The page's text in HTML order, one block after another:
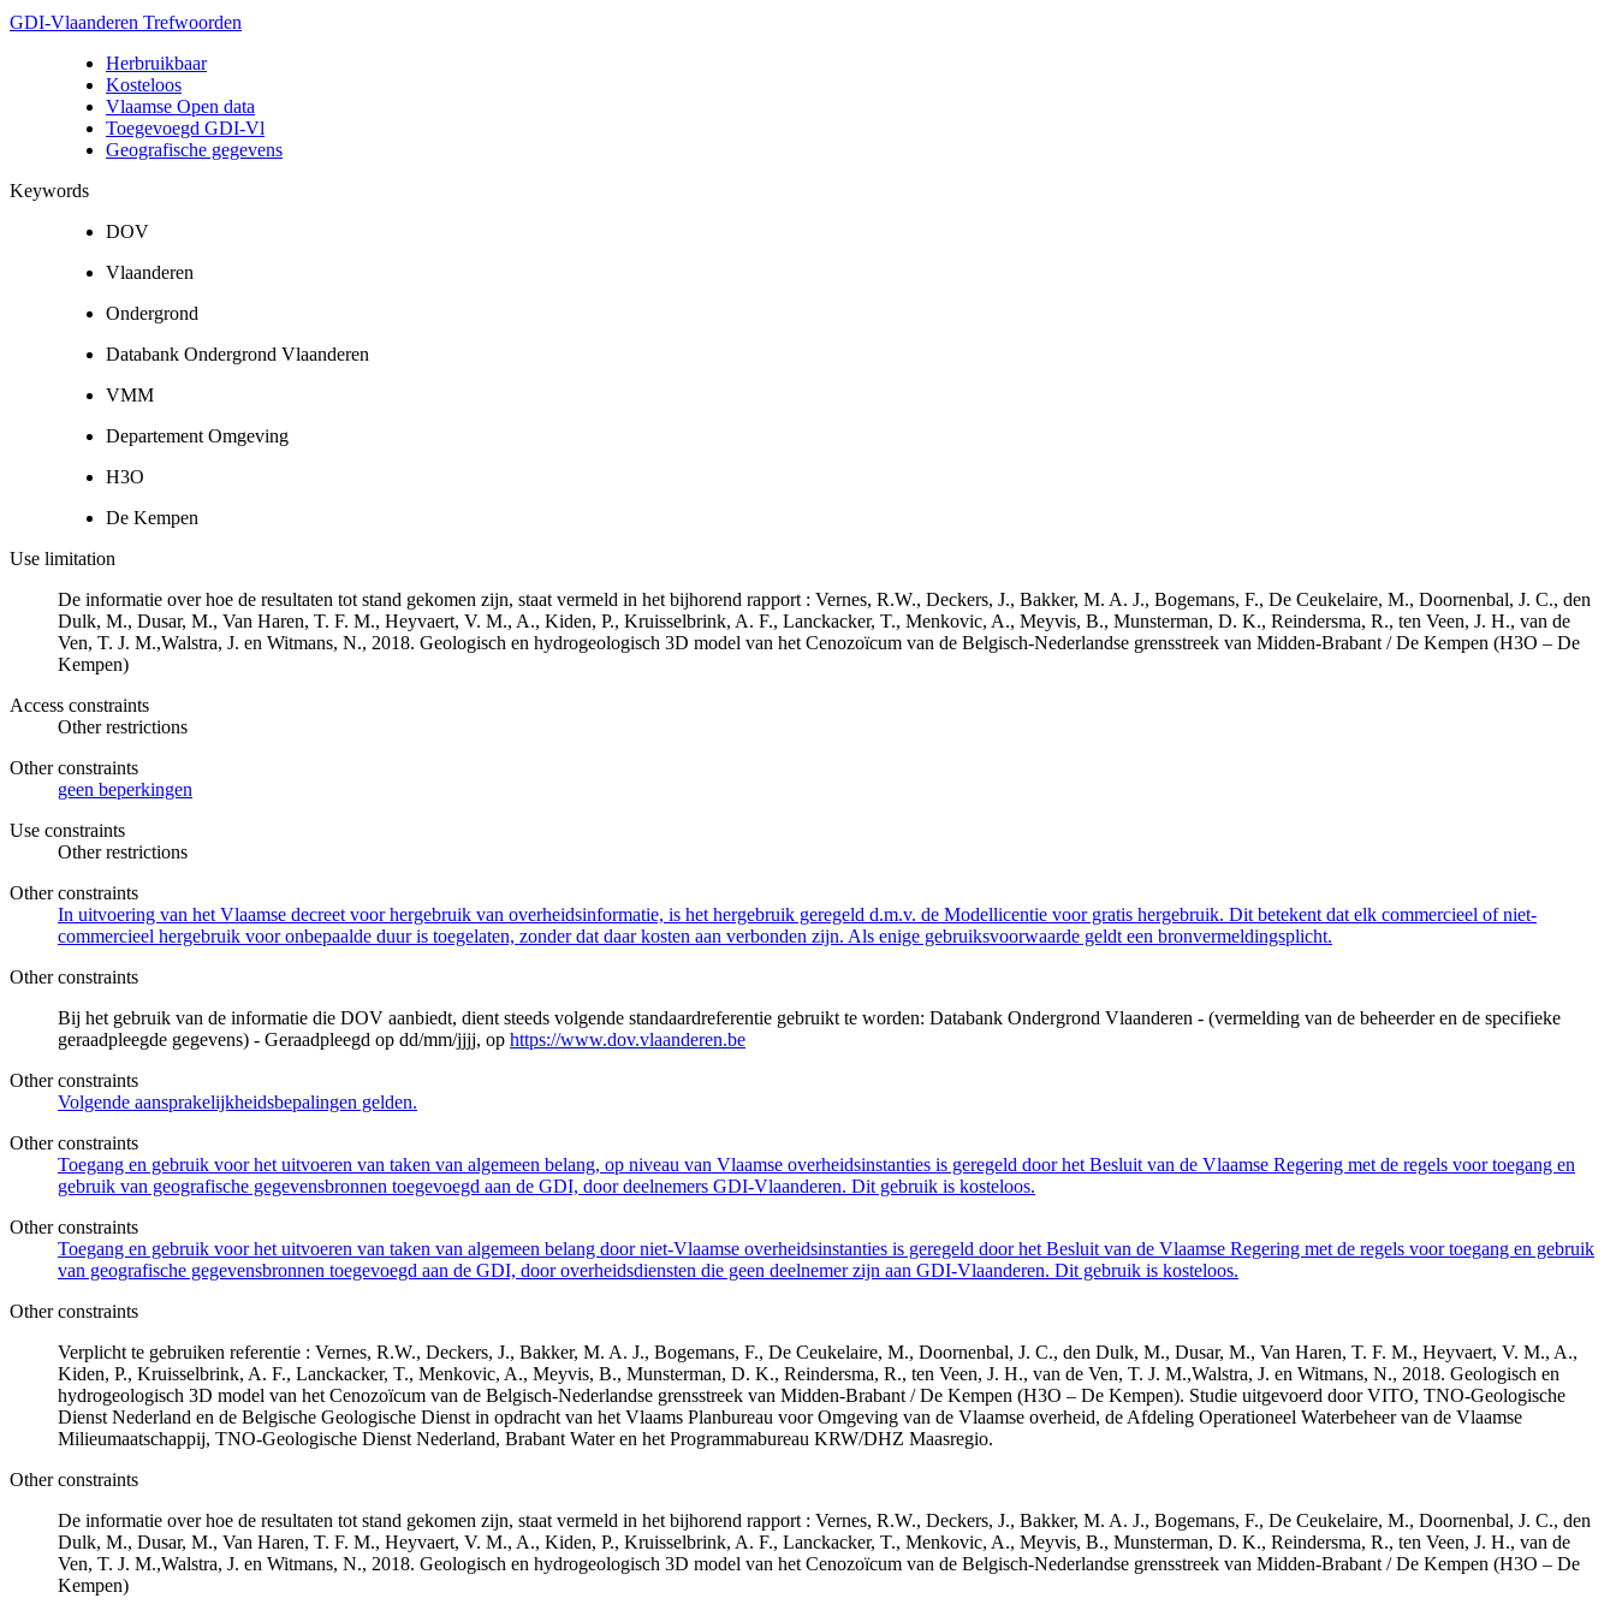
GDI-Vlaanderen Trefwoorden
Herbruikbaar
Kosteloos
Vlaamse Open data
Toegevoegd GDI-Vl
Geografische gegevens
Keywords
DOV
Vlaanderen
Ondergrond
Databank Ondergrond Vlaanderen
VMM
Departement Omgeving
H3O
De Kempen
Use limitation
De informatie over hoe de resultaten tot stand gekomen zijn, staat vermeld in het bijhorend rapport : Vernes, R.W., Deckers, J., Bakker, M. A. J., Bogemans, F., De Ceukelaire, M., Doornenbal, J. C., den
Dulk, M., Dusar, M., Van Haren, T. F. M., Heyvaert, V. M., A., Kiden, P., Kruisselbrink, A. F., Lanckacker, T., Menkovic, A., Meyvis, B., Munsterman, D. K., Reindersma, R., ten Veen, J. H., van de
Ven, T. J. M.,Walstra, J. en Witmans, N., 2018. Geologisch en hydrogeologisch 3D model van het Cenozoïcum van de Belgisch-Nederlandse grensstreek van Midden-Brabant / De Kempen (H3O – De
Kempen)
Access constraints
Other restrictions
Other constraints
geen beperkingen
Use constraints
Other restrictions
Other constraints
In uitvoering van het Vlaamse decreet voor hergebruik van overheidsinformatie, is het hergebruik geregeld d.m.v. de Modellicentie voor gratis hergebruik. Dit betekent dat elk commercieel of niet-
commercieel hergebruik voor onbepaalde duur is toegelaten, zonder dat daar kosten aan verbonden zijn. Als enige gebruiksvoorwaarde geldt een bronvermeldingsplicht.
Other constraints
Bij het gebruik van de informatie die DOV aanbiedt, dient steeds volgende standaardreferentie gebruikt te worden: Databank Ondergrond Vlaanderen - (vermelding van de beheerder en de specifieke
geraadpleegde gegevens) - Geraadpleegd op dd/mm/jjjj, op https://www.dov.vlaanderen.be
Other constraints
Volgende aansprakelijkheidsbepalingen gelden.
Other constraints
Toegang en gebruik voor het uitvoeren van taken van algemeen belang, op niveau van Vlaamse overheidsinstanties is geregeld door het Besluit van de Vlaamse Regering met de regels voor toegang en
gebruik van geografische gegevensbronnen toegevoegd aan de GDI, door deelnemers GDI-Vlaanderen. Dit gebruik is kosteloos.
Other constraints
Toegang en gebruik voor het uitvoeren van taken van algemeen belang door niet-Vlaamse overheidsinstanties is geregeld door het Besluit van de Vlaamse Regering met de regels voor toegang en gebruik
van geografische gegevensbronnen toegevoegd aan de GDI, door overheidsdiensten die geen deelnemer zijn aan GDI-Vlaanderen. Dit gebruik is kosteloos.
Other constraints
Verplicht te gebruiken referentie : Vernes, R.W., Deckers, J., Bakker, M. A. J., Bogemans, F., De Ceukelaire, M., Doornenbal, J. C., den Dulk, M., Dusar, M., Van Haren, T. F. M., Heyvaert, V. M., A.,
Kiden, P., Kruisselbrink, A. F., Lanckacker, T., Menkovic, A., Meyvis, B., Munsterman, D. K., Reindersma, R., ten Veen, J. H., van de Ven, T. J. M.,Walstra, J. en Witmans, N., 2018. Geologisch en
hydrogeologisch 3D model van het Cenozoïcum van de Belgisch-Nederlandse grensstreek van Midden-Brabant / De Kempen (H3O – De Kempen). Studie uitgevoerd door VITO, TNO-Geologische
Dienst Nederland en de Belgische Geologische Dienst in opdracht van het Vlaams Planbureau voor Omgeving van de Vlaamse overheid, de Afdeling Operationeel Waterbeheer van de Vlaamse
Milieumaatschappij, TNO-Geologische Dienst Nederland, Brabant Water en het Programmabureau KRW/DHZ Maasregio.
Other constraints
De informatie over hoe de resultaten tot stand gekomen zijn, staat vermeld in het bijhorend rapport : Vernes, R.W., Deckers, J., Bakker, M. A. J., Bogemans, F., De Ceukelaire, M., Doornenbal, J. C., den
Dulk, M., Dusar, M., Van Haren, T. F. M., Heyvaert, V. M., A., Kiden, P., Kruisselbrink, A. F., Lanckacker, T., Menkovic, A., Meyvis, B., Munsterman, D. K., Reindersma, R., ten Veen, J. H., van de
Ven, T. J. M.,Walstra, J. en Witmans, N., 2018. Geologisch en hydrogeologisch 3D model van het Cenozoïcum van de Belgisch-Nederlandse grensstreek van Midden-Brabant / De Kempen (H3O – De
Kempen)